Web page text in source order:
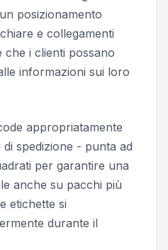
posizionamento
e collegamenti
che i clienti possano
informazioni sui loro
appropriatamente
spedizione - punta ad
per garantire una
anche su pacchi più
etichette si
durante il